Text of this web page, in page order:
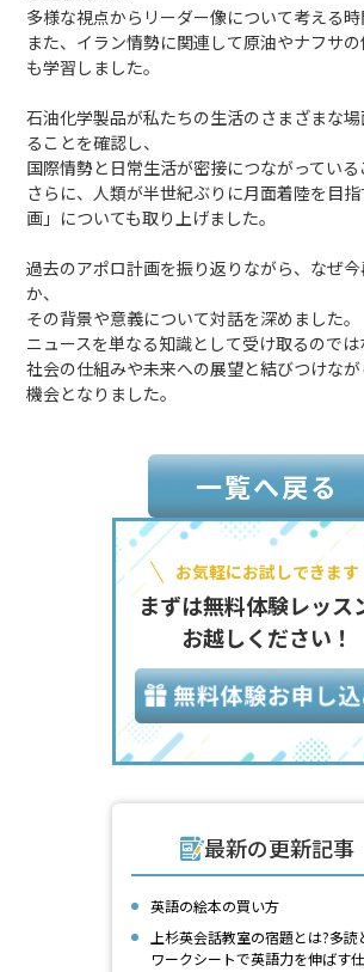
お気軽にお試しできます
まずは無料体験レッス
お越しください！
最新の更新記事
英語の絵本の買い方
上杉英会話教室の宿題とは?多読
ワークシートで英語力を伸ばす
多様な視点からリーダー像について考える時
また、イラン情勢に関連して原油やナフサ
も学習しました。
石油化学製品が私たちの生活のさまざまな
ることを確認し、
国際情勢と日常生活が密接につながっている
さらに、人類が半世紀ぶりに月面着陸を目
画」についても取り上げました。
過去のアポロ計画を振り返りながら、なぜ
か、
その背景や意義について対話を深めました。
ニュースを単なる知識として受け取るのでは
社会の仕組みや未来への展望と結びつけな
機会となりました。
一覧へ戻る